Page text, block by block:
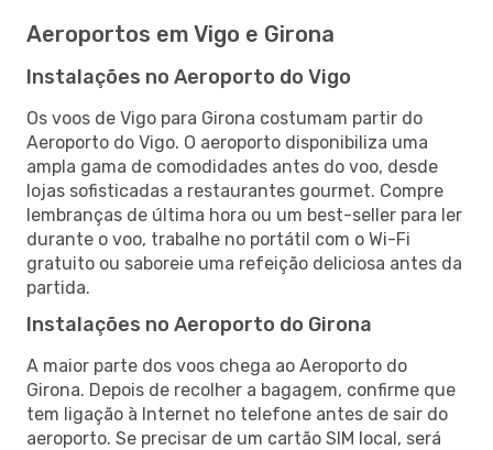
Aeroportos em Vigo e Girona
Instalações no Aeroporto do Vigo
Os voos de Vigo para Girona costumam partir do
Aeroporto do Vigo. O aeroporto disponibiliza uma
ampla gama de comodidades antes do voo, desde
lojas sofisticadas a restaurantes gourmet. Compre
lembranças de última hora ou um best-seller para ler
durante o voo, trabalhe no portátil com o Wi-Fi
gratuito ou saboreie uma refeição deliciosa antes da
partida.
Instalações no Aeroporto do Girona
A maior parte dos voos chega ao Aeroporto do
Girona. Depois de recolher a bagagem, confirme que
tem ligação à Internet no telefone antes de sair do
aeroporto. Se precisar de um cartão SIM local, será